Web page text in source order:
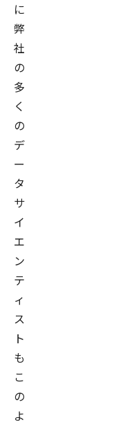
に
弊
社
の
多
く
の
デ
ー
タ
サ
イ
エ
ン
テ
ィ
ス
ト
も
こ
の
よ